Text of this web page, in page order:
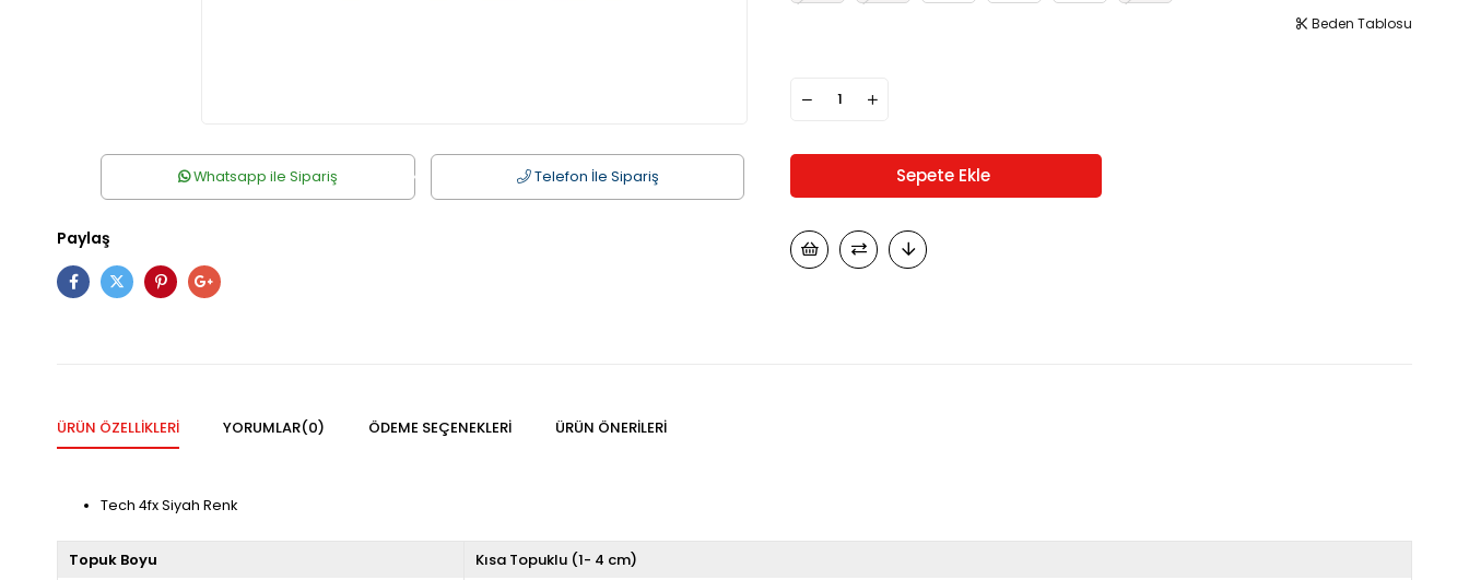
Whatsapp ile Sipariş Telefon İle Sipariş
Paylaş
Beden Tablosu
ÜRÜN ÖZELLIKLERI YORUMLAR(0) ÖDEME SEÇENEKLERI ÜRÜN ÖNERILERI
Tech 4fx Siyah Renk
Topuk Boyu
Kısa Topuklu (1- 4 cm)